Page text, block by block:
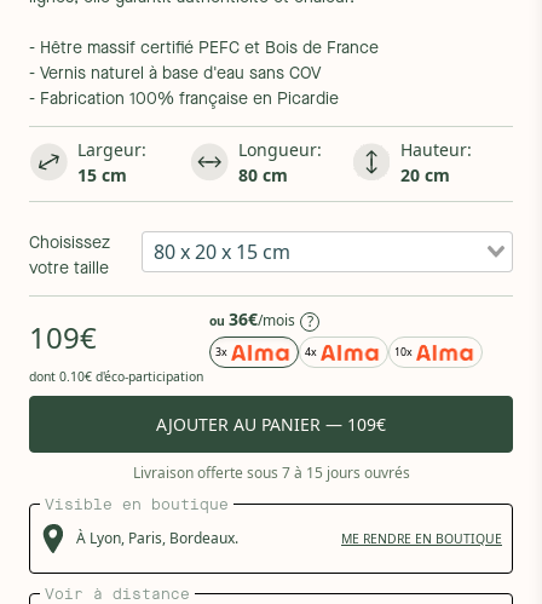
- Hêtre massif certifié PEFC et Bois de France
- Vernis naturel à base d'eau sans COV
- Fabrication 100% française en Picardie
Largeur:
15 cm
Longueur:
80 cm
Hauteur:
20 cm
Choisissez
votre taille
80 x 20 x 15 cm
109€ ou36€/mois ?
3x 4x 10x
dont 0.10€ d'éco-participation
AJOUTER AU PANIER — 109€
Livraison offerte sous 7 à 15 jours ouvrés
Visible en boutique
À Lyon, Paris, Bordeaux. ME RENDRE EN BOUTIQUE
Voir à distance